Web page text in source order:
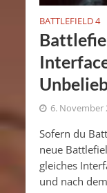
BATTLEFIELD 4
6. November
Sofern du
neue
gleiches
und nach